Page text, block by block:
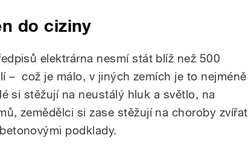
do ciziny
elektrárna nesmí stát blíž než 500
– což je málo, v jiných zemích je to nejméně
si stěžují na neustálý hluk a světlo, na
zemědělci si zase stěžují na choroby zvířat
podklady.